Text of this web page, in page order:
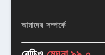
আমাদের সম্পর্কে